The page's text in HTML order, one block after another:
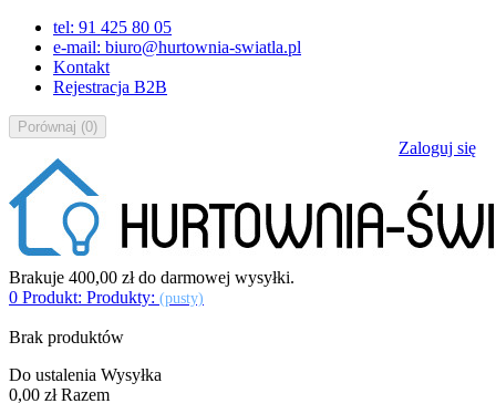
tel: 91 425 80 05
e-mail: biuro@hurtownia-swiatla.pl
Kontakt
Rejestracja B2B
Porównaj (0)
Zaloguj się
Brakuje 400,00 złdo darmowej wysyłki.
0 Produkt: Produkty: (pusty)
Brak produktów
Do ustalenia Wysyłka
0,00 zł Razem